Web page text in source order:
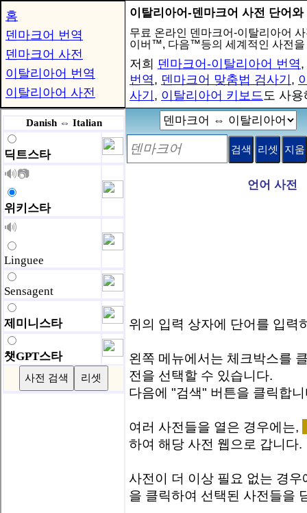
홈
덴마크어 번역
덴마크어 사전
이탈리아어 번역
이탈리아어 사전
이탈리아어-덴마크어 사전 단어
무료 온라인 덴마크어-이탈리아어
이버™, 다음™등의 세계적인 사전을
저희 덴마크어-이탈리아어 번역,
번역, 덴마크어 맞춤법 검사기 ,
사기 , 이탈리아어 키보드도 사